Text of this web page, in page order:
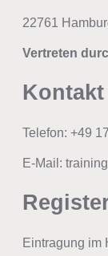
22761
Vertreten
Kontakt
Telefon: +49
E-Mail:
Eintragung im